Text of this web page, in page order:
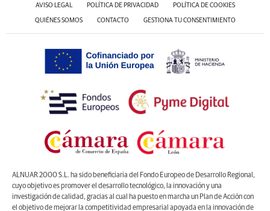
AVISO LEGAL POLÍTICA DE PRIVACIDAD POLÍTICA DE COOKIES
QUIÉNES SOMOS CONTACTO GESTIONA TU CONSENTIMIENTO
ALNUAR 2000 S.L. ha sido beneficiaria del Fondo Europeo de Desarrollo Regional,
cuyo objetivo es promover el desarrollo tecnológico, la innovación y una
investigación de calidad, gracias al cual ha puesto en marcha un Plan de Acción con
el objetivo de mejorar la competitividad empresarial apoyada en la innovación de